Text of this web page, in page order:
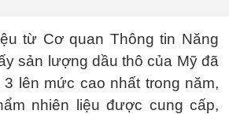
từ Cơ quan Thông tin Năng
sản lượng dầu thô của Mỹ đã
3 lên mức cao nhất trong năm,
nhiên liệu được cung cấp,